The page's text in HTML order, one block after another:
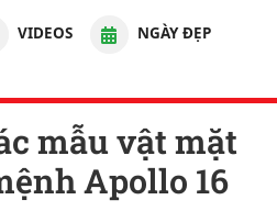
VIDEOS NGÀY ĐẸP
Apollo 16